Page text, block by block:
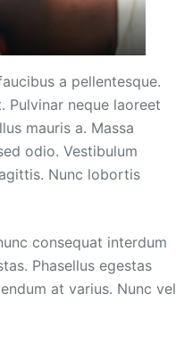
a pellentesque.
Pulvinar neque laoreet
mauris a. Massa
odio. Vestibulum
Nunc lobortis
consequat interdum
Phasellus egestas
at varius. Nunc vel